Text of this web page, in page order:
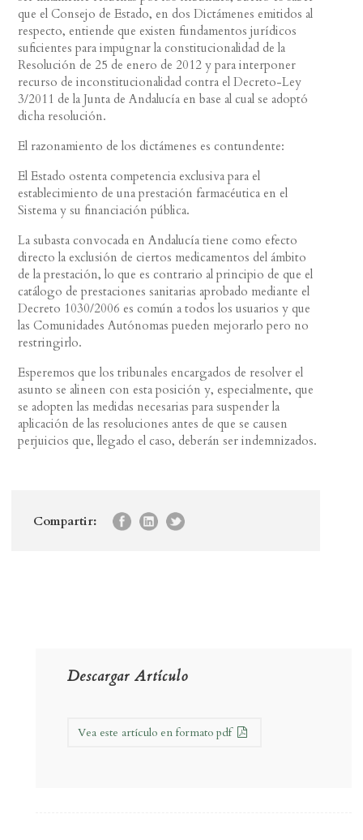
que el Consejo de Estado, en dos Dictámenes emitidos al
respecto, entiende que existen fundamentos jurídicos
suficientes para impugnar la constitucionalidad de la
Resolución de 25 de enero de 2012 y para interponer
recurso de inconstitucionalidad contra el Decreto-Ley
3/2011 de la Junta de Andalucía en base al cual se adoptó
dicha resolución.
El razonamiento de los dictámenes es contundente:
El Estado ostenta competencia exclusiva para el
establecimiento de una prestación farmacéutica en el
Sistema y su financiación pública.
La subasta convocada en Andalucía tiene como efecto
directo la exclusión de ciertos medicamentos del ámbito
de la prestación, lo que es contrario al principio de que el
catálogo de prestaciones sanitarias aprobado mediante el
Decreto 1030/2006 es común a todos los usuarios y que
las Comunidades Autónomas pueden mejorarlo pero no
restringirlo.
Esperemos que los tribunales encargados de resolver el
asunto se alineen con esta posición y, especialmente, que
se adopten las medidas necesarias para suspender la
aplicación de las resoluciones antes de que se causen
perjuicios que, llegado el caso, deberán ser indemnizados.
Compartir:
Descargar Artículo
Vea este artículo en formato pdf